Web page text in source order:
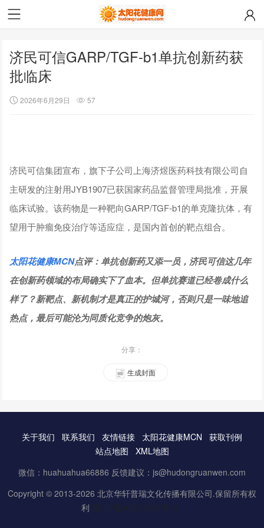
济民可信GARP/TGF-b1单抗创新药获
批临床
2026年6月29日 57
济民可信集团宣布，旗下子公司上海济煜医药科技有限公司自
主研发的注射用JYB1907已获国家药品监督管理局批准，开展
临床试验。该药物是一种靶向GARP/TGF-b1的单克隆抗体，有
望用于肿瘤免疫治疗等适应症，是国内首创的靶点组合。
太阳花健康MCN点评：单抗创新药又添一员，济民可信这几年
在创新药领域的布局确实下了血本。但单抗赛道已经卷成什么
样了？新靶点、新机制才是真正的护城河，否则只是一味地追
热点，最后可能沦为同质化竞争的炮灰。
分享：
生成封面
关于我们 联系我们 友情链接 太阳花健康MCN
获取刊例
站点地图
XML地图
微信：huahuahua66886 反馈建议：js@hudongruanwen.com
Copyright © 2013-2026 北京华轩普瑞文化传播有限公司.保留所有权
利 京ICP备16061888号-3